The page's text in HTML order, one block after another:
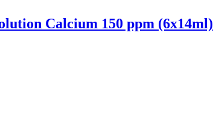
Calcium 150 ppm (6x14ml)